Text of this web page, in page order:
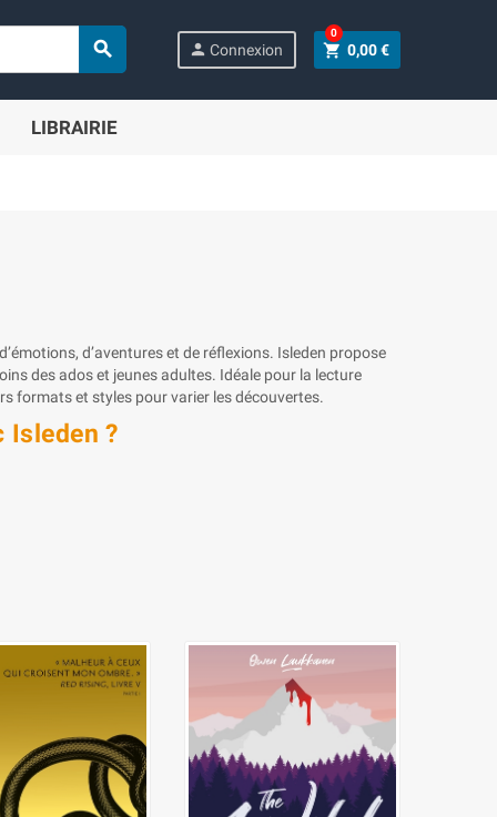
 person Connexion shopping_cart 0,00 €
0
LIBRAIRIE
d’aventures et de réflexions. Isleden propose
des ados et jeunes adultes. Idéale pour la lecture
formats et styles pour varier les découvertes.
Isleden ?